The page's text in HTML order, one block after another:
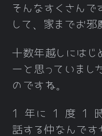
そんなすくさんで
して、家までお邪
十数年越しにはじ
ーと思っていまし
のですね。
1 年に 1 度 1 時
話する仲なんで